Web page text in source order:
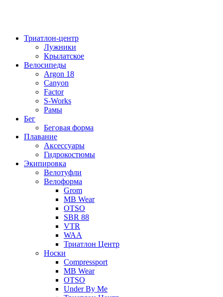
Триатлон-центр
Лужники
Крылатское
Велосипеды
Argon 18
Canyon
Factor
S-Works
Рамы
Бег
Беговая форма
Плавание
Аксессуары
Гидрокостюмы
Экипировка
Велотуфли
Велоформа
Grom
MB Wear
OTSO
SBR 88
VTR
WAA
Триатлон Центр
Носки
Compressport
MB Wear
OTSO
Under By Me